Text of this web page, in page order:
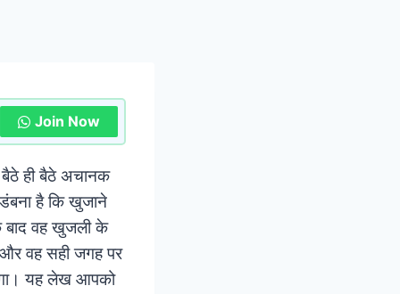
Join Now
बैठे ही बैठे अचानक
है कि खुजाने
बाद वह खुजली के
वह सही जगह पर
यह लेख आपको